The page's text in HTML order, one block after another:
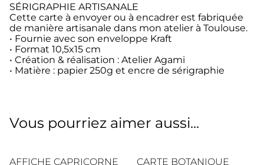
SÉRIGRAPHIE ARTISANALE
Cette carte à envoyer ou à encadrer est fabriquée
de manière artisanale dans mon atelier à Toulouse.
• Fournie avec son enveloppe Kraft
• Format 10,5x15 cm
• Création & réalisation : Atelier Agami
• Matière : papier 250g et encre de sérigraphie
Vous pourriez aimer aussi...
AFFICHE CAPRICORNE
CARTE BOTANIQUE